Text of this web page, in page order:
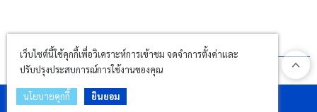
Copyright © 2026TokyoBuzzOnline.com All Rights Reserved.
เว็บไซต์นี้ใช้คุกกี้เพื่อวิเคราะห์การเข้าชม จดจำการตั้งค่าและ
ปรับปรุงประสบการณ์การใช้งานของคุณ
นโยบายคุกกี้ ยินยอม